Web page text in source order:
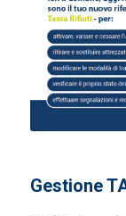
Gestione